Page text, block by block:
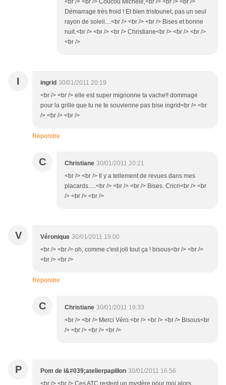
<br /> <br /> Coucou Michèle,<br /> <br /> <br />
Démarrage très froid ! Et bien tristounet, pas un seul
rayon de soleil....<br /> <br /> <br /> Bises et bonne
nuit.<br /> <br /> <br /> Christiane<br /> <br /> <br />
<br />
I ingrid 30/01/2011 20:19
<br /> <br /> elle est super mignonne ta vache!! dommage
pour la grille que tu ne te souvienne pas bise ingrid<br /> <br
/> <br /> <br />
Répondre
C Christiane 30/01/2011 20:21
<br /> <br /> Il y a tellement de revues dans mes
placards.....<br /> <br /> <br /> Bises. Cricri<br /> <br
/> <br /> <br />
V Véronique 30/01/2011 19:00
<br /> <br /> oh, comme c'est joli tout ça ! bisous<br /> <br />
<br /> <br />
Répondre
C Christiane 30/01/2011 19:33
<br /> <br /> Merci Véro.<br /> <br /> <br /> Bisous<br
/> <br /> <br /> <br />
P Pom de l&#039;atelierpapillon 30/01/2011 16:56
<br /> <br /> Ces ATC restent un mystère pour moi alors